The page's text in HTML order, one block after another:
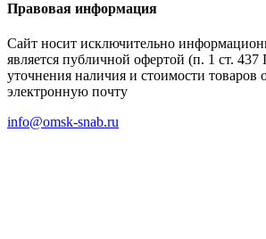
Правовая информация
Сайт носит исключительно
является публичной офертой (п. 1 ст.
уточнения наличия и стоимости товаров
электронную почту
info@omsk-snab.ru